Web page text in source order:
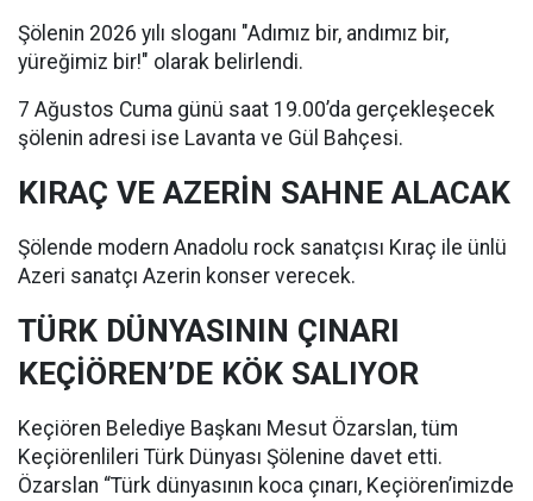
Şölenin 2026 yılı sloganı "Adımız bir, andımız bir,
yüreğimiz bir!" olarak belirlendi.
7 Ağustos Cuma günü saat 19.00’da gerçekleşecek
şölenin adresi ise Lavanta ve Gül Bahçesi.
KIRAÇ VE AZERİN SAHNE ALACAK
Şölende modern Anadolu rock sanatçısı Kıraç ile ünlü
Azeri sanatçı Azerin konser verecek.
TÜRK DÜNYASININ ÇINARI
KEÇİÖREN’DE KÖK SALIYOR
Keçiören Belediye Başkanı Mesut Özarslan, tüm
Keçiörenlileri Türk Dünyası Şölenine davet etti.
Özarslan “Türk dünyasının koca çınarı, Keçiören’imizde